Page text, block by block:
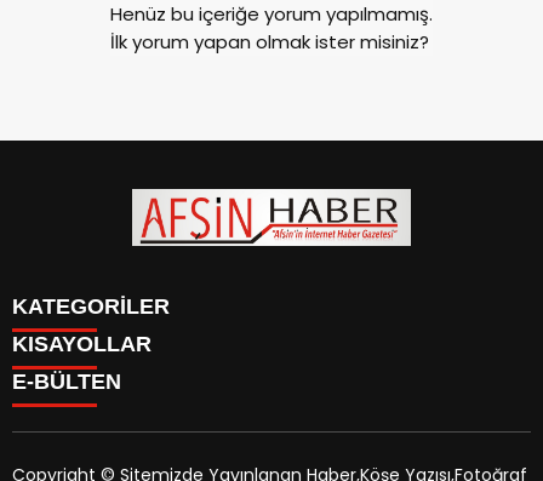
Henüz bu içeriğe yorum yapılmamış.
İlk yorum yapan olmak ister misiniz?
KATEGORİLER
SİYASET
EĞİTİM
MAGAZİN
KISAYOLLAR
SİYASET
EĞİTİM
E-BÜLTEN
Copyright © Sitemizde Yayınlanan Haber,Köşe Yazısı,Fotoğraf